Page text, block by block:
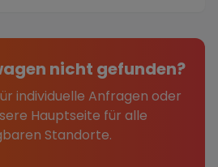
nicht gefunden?
individuelle Anfragen oder
Hauptseite für alle
Standorte.